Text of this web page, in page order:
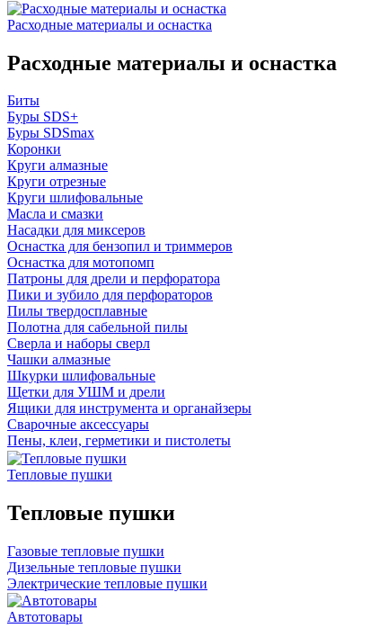
Расходные материалы и оснастка
Расходные материалы и оснастка
Биты
Буры SDS+
Буры SDSmax
Коронки
Круги алмазные
Круги отрезные
Круги шлифовальные
Масла и смазки
Насадки для миксеров
Оснастка для бензопил и триммеров
Оснастка для мотопомп
Патроны для дрели и перфоратора
Пики и зубило для перфораторов
Пилы твердосплавные
Полотна для сабельной пилы
Сверла и наборы сверл
Чашки алмазные
Шкурки шлифовальные
Щетки для УШМ и дрели
Ящики для инструмента и органайзеры
Сварочные аксессуары
Пены, клеи, герметики и пистолеты
Тепловые пушки
Тепловые пушки
Газовые тепловые пушки
Дизельные тепловые пушки
Электрические тепловые пушки
Автотовары